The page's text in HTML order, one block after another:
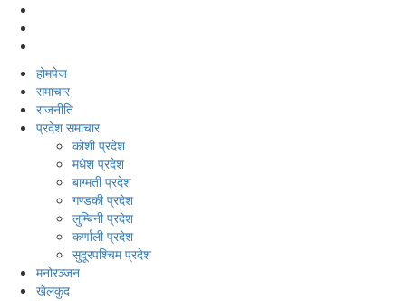
होमपेज
समाचार
राजनीति
प्रदेश समाचार
कोशी प्रदेश
मधेश प्रदेश
बाग्मती प्रदेश
गण्डकी प्रदेश
लुम्बिनी प्रदेश
कर्णाली प्रदेश
सुदूरपश्‍चिम प्रदेश
मनोरञ्‍जन
खेलकुद